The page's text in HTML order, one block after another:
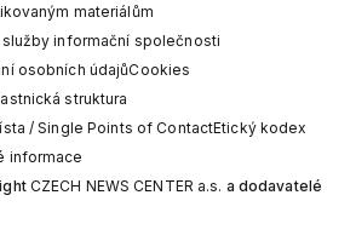
materiálům
informační společnosti
osobních údajůCookies
struktura
/ Single Points of ContactEtický kodex
informace
CZECH NEWS CENTER a.s. a dodavatelé